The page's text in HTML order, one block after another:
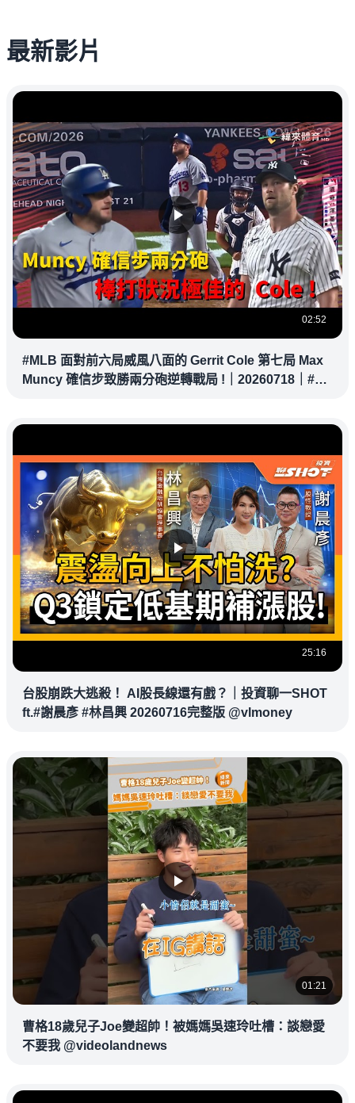
最新影片
02:52
#MLB 面對前六局威風八面的 Gerrit Cole 第七局 Max
Muncy 確信步致勝兩分砲逆轉戰局 !｜20260718｜#洛
25:16
台股崩跌大逃殺！ AI股長線還有戲？｜投資聊一SHOT
ft.#謝晨彥 #林昌興 20260716完整版 @vlmoney
01:21
曹格18歲兒子Joe變超帥！被媽媽吳速玲吐槽：談戀愛
不要我 @videolandnews